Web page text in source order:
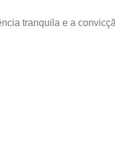
tranquila e a